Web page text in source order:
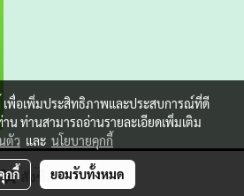
สั่งซื้อสินค้า
เพื่อเพิ่มประสิทธิภาพและประสบการณ์ที่ดี
าน ท่านสามารถอ่านรายละเอียดเพิ่มเติม
ตัว และ นโยบายคุกกี้
กกี้ ยอมรับทั้งหมด